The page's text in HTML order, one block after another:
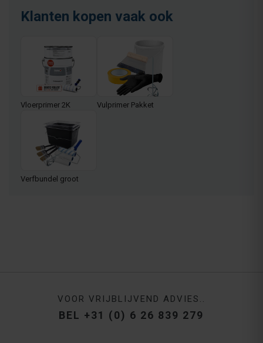
Klanten kopen vaak ook
Vloerprimer 2K Vulprimer Pakket
Verfbundel groot
VOOR VRIJBLIJVEND ADVIES..
BEL +31 (0) 6 26 839 279